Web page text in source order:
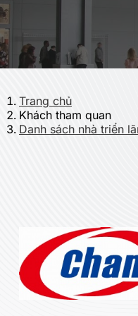
Trang chủ
Khách tham quan
Danh sách nhà triển